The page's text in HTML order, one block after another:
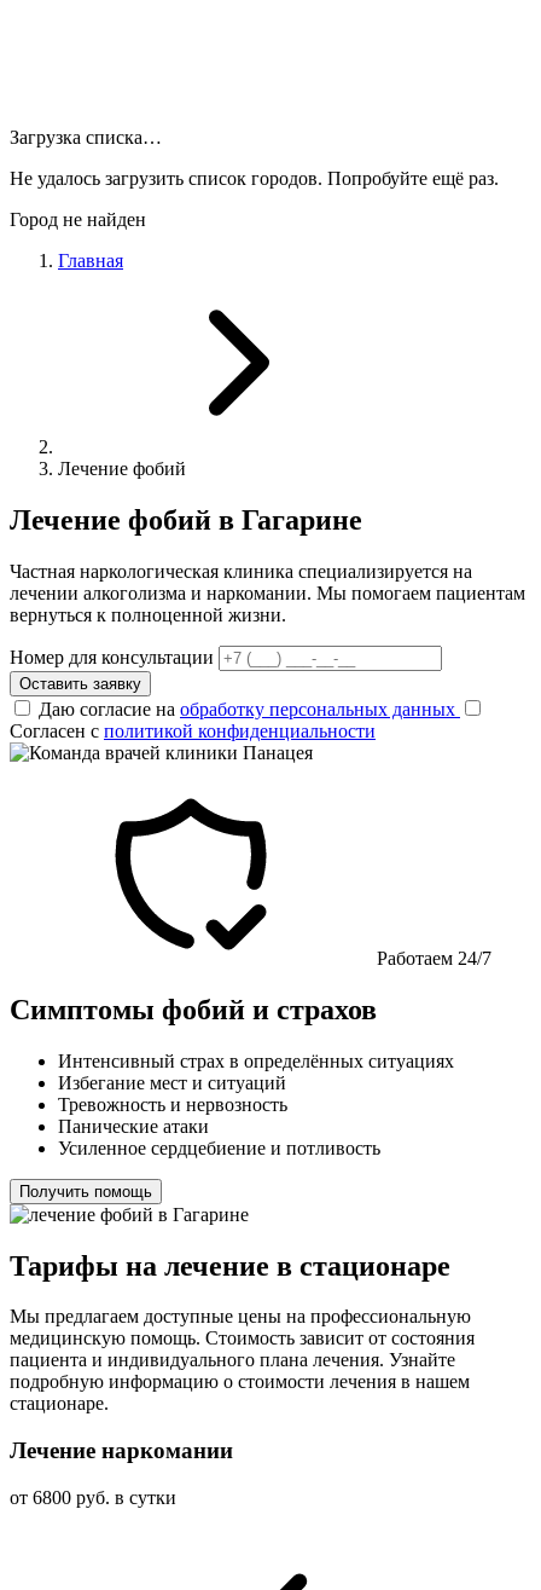
Загрузка списка…
Не удалось загрузить список городов. Попробуйте ещё раз.
Город не найден
Главная
Лечение фобий
Лечение фобий в Гагарине
Частная наркологическая клиника специализируется на
лечении алкоголизма и наркомании. Мы помогаем пациентам
вернуться к полноценной жизни.
Номер для консультации
Оставить заявку
Даю согласие на обработку персональных данных
Согласен с политикой конфиденциальности
Работаем 24/7
Симптомы фобий и страхов
Интенсивный страх в определённых ситуациях
Избегание мест и ситуаций
Тревожность и нервозность
Панические атаки
Усиленное сердцебиение и потливость
Получить помощь
Тарифы на лечение в стационаре
Мы предлагаем доступные цены на профессиональную
медицинскую помощь. Стоимость зависит от состояния
пациента и индивидуального плана лечения. Узнайте
подробную информацию о стоимости лечения в нашем
стационаре.
Лечение наркомании
от 6800 руб. в сутки